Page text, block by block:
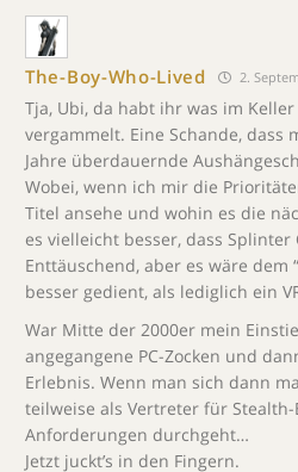
The-Boy-Who-Lived 2.
Tja, Ubi, da habt ihr was im
vergammelt. Eine Schande, dass
Jahre überdauernde
Wobei, wenn ich mir die
Titel ansehe und wohin es die
es vielleicht besser, dass
Enttäuschend, aber es wäre dem
besser gedient, als lediglich ein
War Mitte der 2000er mein
angegangene PC-Zocken und
Erlebnis. Wenn man sich dann
teilweise als Vertreter für
Anforderungen durchgeht…
Jetzt juckt’s in den Fingern.